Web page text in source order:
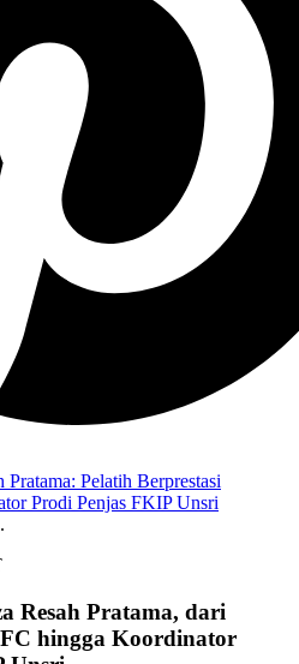
Resah Pratama, dari
hingga Koordinator